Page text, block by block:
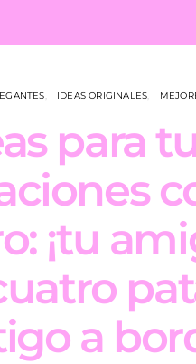
IDEAS ORIGINALES
para
¡tu
a